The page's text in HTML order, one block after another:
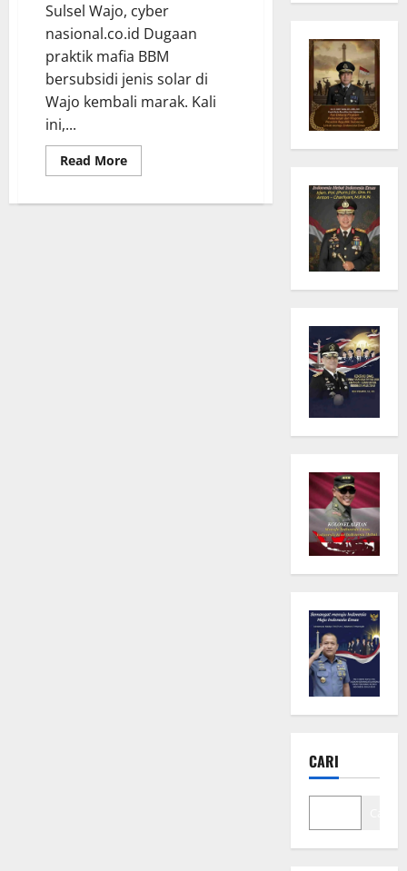
Sulsel Wajo, cyber
nasional.co.id Dugaan
praktik mafia BBM
bersubsidi jenis solar di
Wajo kembali marak. Kali
ini,...
Read MoreRead
more
CARI